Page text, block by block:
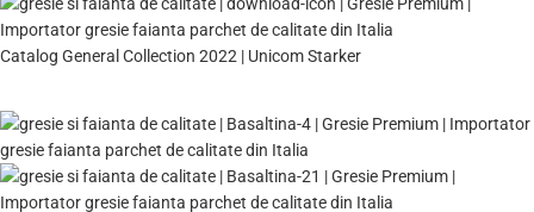
Catalog General Collection 2022 | Unicom Starker